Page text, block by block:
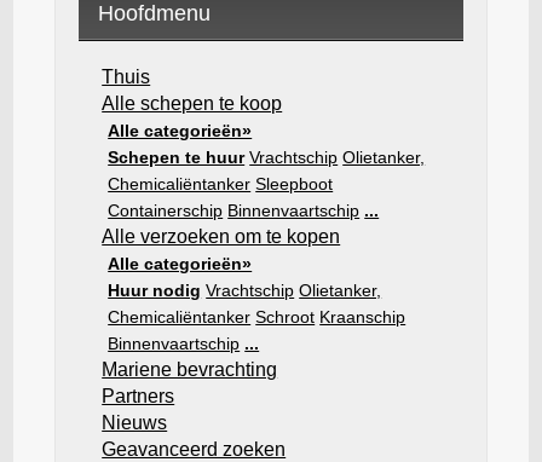
Hoofdmenu
Thuis
Alle schepen te koop
Alle categorieën»
Schepen te huur Vrachtschip Olietanker,
Chemicaliëntanker Sleepboot
Containerschip Binnenvaartschip ...
Alle verzoeken om te kopen
Alle categorieën»
Huur nodig Vrachtschip Olietanker,
Chemicaliëntanker Schroot Kraanschip
Binnenvaartschip ...
Mariene bevrachting
Partners
Nieuws
Geavanceerd zoeken